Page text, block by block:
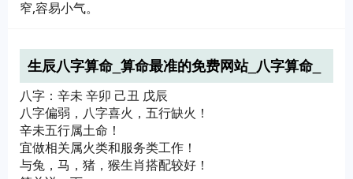
窄,容易小气。
生辰八字算命_算命最准的免费网站_八字算命_
周易算命_指迷算命
八字：辛未 辛卯 己丑 戊辰
八字偏弱，八字喜火，五行缺火！
辛未五行属土命！
宜做相关属火类和服务类工作！
与兔，马，猪，猴生肖搭配较好！